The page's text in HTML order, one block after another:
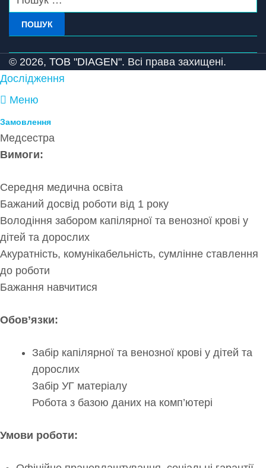
ПОШУК
© 2026, ТОВ "DIAGEN". Всі права захищені.
Дослідження
Меню
Замовлення
Медсестра
Вимоги:
Середня медична освіта
Бажаний досвід роботи від 1 року
Володіння забором капілярної та венозної крові у
дітей та дорослих
Акуратність, комунікабельність, сумлінне ставлення
до роботи
Бажання навчитися
Обов’язки:
Забір капілярної та венозної крові у дітей та
дорослих
Забір УГ матеріалу
Робота з базою даних на комп’ютері
Умови роботи: